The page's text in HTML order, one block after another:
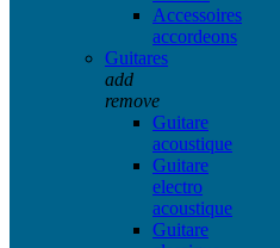
Accessoires
accordeons
Guitares
add
remove
Guitare
acoustique
Guitare
electro
acoustique
Guitare